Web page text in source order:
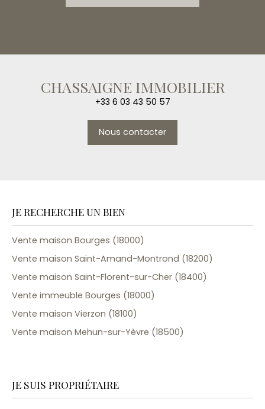
CHASSAIGNE IMMOBILIER
+33 6 03 43 50 57
Nous contacter
JE RECHERCHE UN BIEN
Vente maison Bourges (18000)
Vente maison Saint-Amand-Montrond (18200)
Vente maison Saint-Florent-sur-Cher (18400)
Vente immeuble Bourges (18000)
Vente maison Vierzon (18100)
Vente maison Mehun-sur-Yèvre (18500)
JE SUIS PROPRIÉTAIRE